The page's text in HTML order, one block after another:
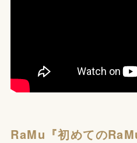
RaMu『初めての